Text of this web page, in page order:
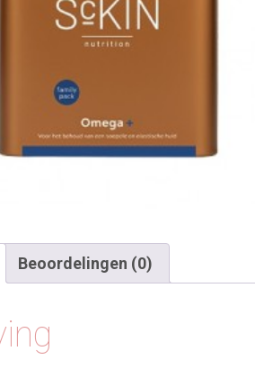
Beoordelingen (0)